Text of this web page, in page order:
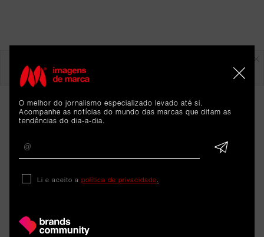
RELACIONADOS
O melhor do jornalismo especializado levado até si.
Acompanhe as notícias do mundo das marcas que ditam as
tendências do dia-a-dia.
Li e aceito a política de privacidade.